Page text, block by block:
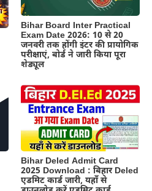
Bihar Board Inter Practical
Exam Date 2026: 10 से 20
जनवरी तक होंगी इंटर की प्रायोगिक
परीक्षाएं, बोर्ड ने जारी किया पूरा
शेड्यूल
Bihar Deled Admit Card
2025 Download : बिहार Deled
एडमिट कार्ड जारी, यहाँ से